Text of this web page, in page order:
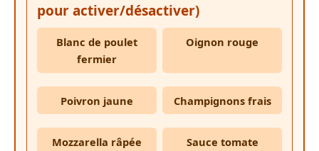
pour activer/désactiver)
Blanc de poulet
fermier
Oignon rouge
Poivron jaune Champignons frais
Mozzarella râpée
Sauce tomate